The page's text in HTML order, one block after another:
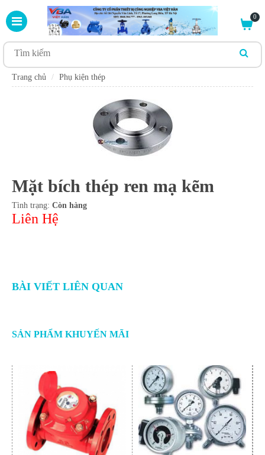
0
Trang chủ Phụ kiện thép
Mặt bích thép ren mạ kẽm
Tình trạng: Còn hàng
Liên Hệ
BÀI VIẾT LIÊN QUAN
SẢN PHẨM KHUYẾN MÃI